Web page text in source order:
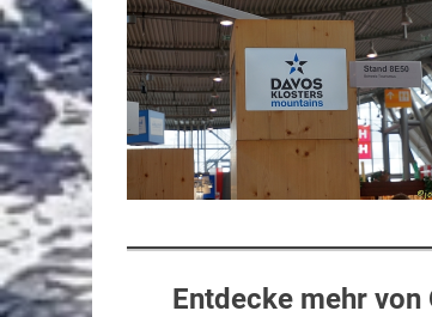
Entdecke mehr